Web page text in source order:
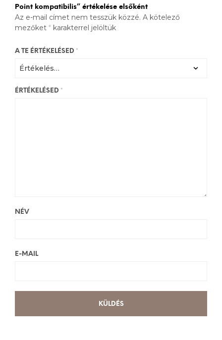
Point kompatibilis” értékelése elsőként
Az e-mail címet nem tesszük közzé. A kötelező
mezőket * karakterrel jelöltük
A TE ÉRTÉKELÉSED *
ÉRTÉKELÉSED *
NÉV
E-MAIL